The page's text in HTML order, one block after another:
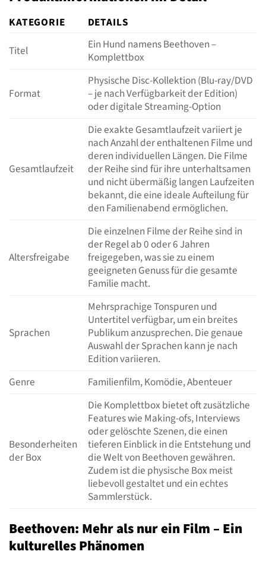
KATEGORIE
DETAILS
Titel
Ein Hund namens Beethoven –
Komplettbox
Format
Physische Disc-Kollektion (Blu-ray/DVD
– je nach Verfügbarkeit der Edition)
oder digitale Streaming-Option
Gesamtlaufzeit
Die exakte Gesamtlaufzeit variiert je
nach Anzahl der enthaltenen Filme und
deren individuellen Längen. Die Filme
der Reihe sind für ihre unterhaltsamen
und nicht übermäßig langen Laufzeiten
bekannt, die eine ideale Aufteilung für
den Familienabend ermöglichen.
Altersfreigabe
Die einzelnen Filme der Reihe sind in
der Regel ab 0 oder 6 Jahren
freigegeben, was sie zu einem
geeigneten Genuss für die gesamte
Familie macht.
Sprachen
Mehrsprachige Tonspuren und
Untertitel verfügbar, um ein breites
Publikum anzusprechen. Die genaue
Auswahl der Sprachen kann je nach
Edition variieren.
Genre
Familienfilm, Komödie, Abenteuer
Besonderheiten
der Box
Die Komplettbox bietet oft zusätzliche
Features wie Making-ofs, Interviews
oder gelöschte Szenen, die einen
tieferen Einblick in die Entstehung und
die Welt von Beethoven gewähren.
Zudem ist die physische Box meist
liebevoll gestaltet und ein echtes
Sammlerstück.
Beethoven: Mehr als nur ein Film – Ein
kulturelles Phänomen